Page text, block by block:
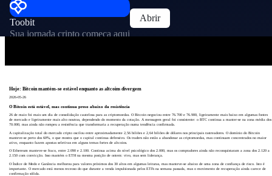
Toobit
Sua jornada cripto começa aqui
Abrir
Hoje: Bitcoin mantém-se estável enquanto as altcoins divergem
2026-05-26
O Bitcoin está estável, mas continua preso abaixo da resistência
26 de maio foi mais um dia de consolidação cautelosa para as criptomoedas. O Bitcoin negociou entre 76.700 e 76.900, ligeiramente mais baixo em algumas fontes
de mercado e ligeiramente mais alto noutras, dependendo do momento da cotação. A mensagem geral foi consistente: o BTC continua a manter-se na zona média dos
70.000, mas ainda não rompeu a resistência que transformaria a recuperação numa tendência confirmada.
A capitalização total do mercado cripto oscilou entre aproximadamente 2,56 biliões e 2,64 biliões de dólares nos principais rastreadores. O domínio do Bitcoin
manteve-se perto dos 60%, o que mostra que o capital continua defensivo. Os traders não estão a abandonar as criptomoedas, mas continuam concentrados no maior
ativo, enquanto fazem apostas seletivas em alguns temas fortes de altcoins.
O Ethereum manteve-se fraco, entre 2.090 e 2.100. Continua acima do nível psicológico dos 2.000, mas os compradores ainda não reconquistaram a zona dos 2.120 a
2.150 com convicção. Isso mantém o ETH na mesma posição de ontem: vivo, mas sem liderança.
O Índice de Medo e Ganância melhorou para valores próximos dos 30 altos em algumas leituras, mas manteve-se abaixo de uma zona de confiança de risco. Isto é
importante. O mercado está menos receoso do que durante a venda impulsionada pelos ETFs na semana passada, mas o movimento de recuperação ainda carece de
confirmação sólida.